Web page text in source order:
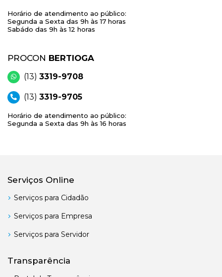
Horário de atendimento ao público:
Segunda a Sexta das 9h às 17 horas
Sabádo das 9h às 12 horas
PROCON BERTIOGA
(13) 3319-9708
(13) 3319-9705
Horário de atendimento ao público:
Segunda a Sexta das 9h às 16 horas
Serviços Online
Serviços para Cidadão
Serviços para Empresa
Serviços para Servidor
Transparência